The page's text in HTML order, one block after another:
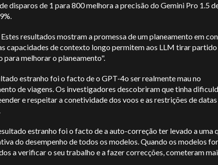
disparos de 1 para 800 melhora a precisão do Gemini Pro 1.5
Estes resultados mostram a promessa de um planeamento em
capacidades de contexto longo permitem aos LLM tirar partido
para melhorar o planeamento".
estranho foi o facto de o GPT-4o ser realmente mau no
de viagens. Os investigadores descobriram que tinha
e respeitar a conetividade dos voos e as restrições de
estranho foi o facto de a auto-correção ter levado a uma
do desempenho de todos os modelos. Quando os modelos
a verificar o seu trabalho e a fazer correcções, cometeram